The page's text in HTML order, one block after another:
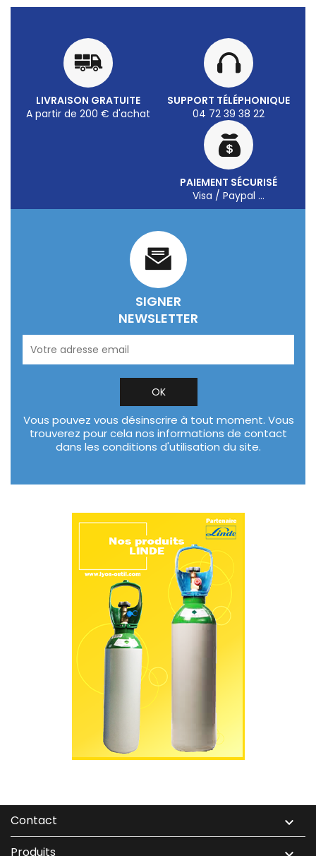
LIVRAISON GRATUITE
A partir de 200 € d'achat
SUPPORT TÉLÉPHONIQUE
04 72 39 38 22
PAIEMENT SÉCURISÉ
Visa / Paypal ...
SIGNER
NEWSLETTER
Vous pouvez vous désinscrire à tout moment. Vous
trouverez pour cela nos informations de contact
dans les conditions d'utilisation du site.
Contact 
Produits